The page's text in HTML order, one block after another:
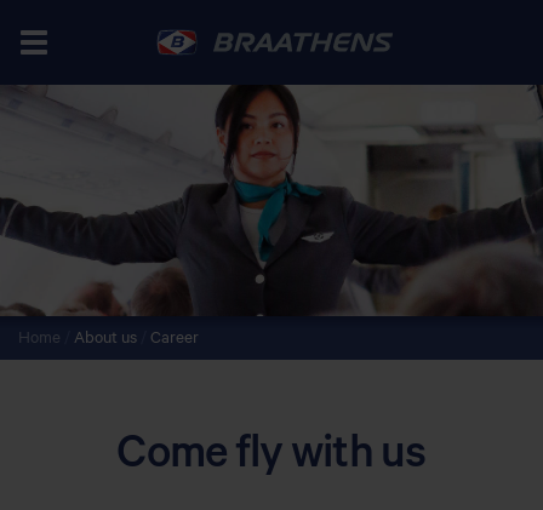
Home About us Career
Come fly with us